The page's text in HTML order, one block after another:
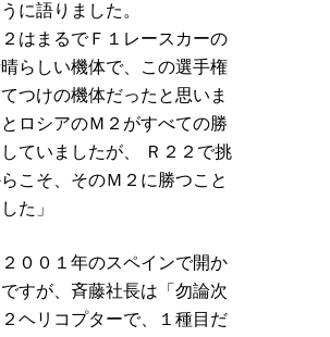
に語りました。
はまるでＦ１レースカーの
らしい機体で、この選手権
つけの機体だったと思いま
ロシアのＭ２がすべての勝
ていましたが、 Ｒ２２で挑
こそ、そのＭ２に勝つこと
た」
００１年のスペインで開か
すが、斉藤社長は「勿論次
ヘリコプターで、１種目だ